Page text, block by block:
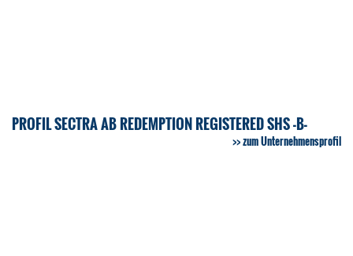
PROFIL SECTRA AB REDEMPTION REGISTERED SHS -B-
zum Unternehmensprofil